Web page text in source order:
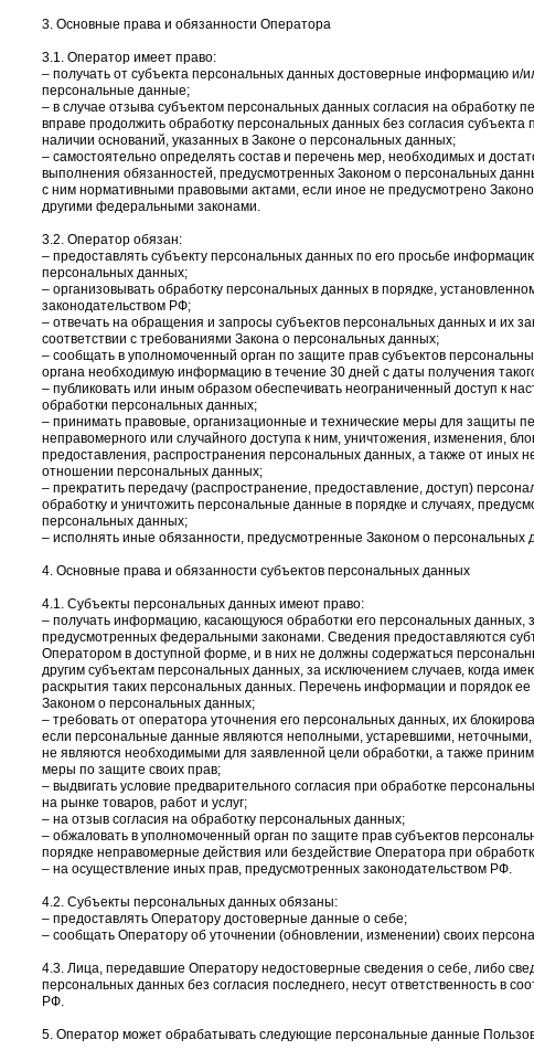
3. Основные права и обязанности Оператора
3.1. Оператор имеет право:
– получать от субъекта персональных данных достоверные информацию и/
персональные данные;
– в случае отзыва субъектом персональных данных согласия на обработку
вправе продолжить обработку персональных данных без согласия
наличии оснований, указанных в Законе о персональных данных;
– самостоятельно определять состав и перечень мер, необходимых и
выполнения обязанностей, предусмотренных Законом о персональных
с ним нормативными правовыми актами, если иное не предусмотрено
другими федеральными законами.
3.2. Оператор обязан:
– предоставлять субъекту персональных данных по его просьбе
персональных данных;
– организовывать обработку персональных данных в порядке,
законодательством РФ;
– отвечать на обращения и запросы субъектов персональных данных и их
соответствии с требованиями Закона о персональных данных;
– сообщать в уполномоченный орган по защите прав субъектов
органа необходимую информацию в течение 30 дней с даты получения
– публиковать или иным образом обеспечивать неограниченный доступ к
обработки персональных данных;
– принимать правовые, организационные и технические меры для защиты
неправомерного или случайного доступа к ним, уничтожения, изменения,
предоставления, распространения персональных данных, а также от иных
отношении персональных данных;
– прекратить передачу (распространение, предоставление, доступ)
обработку и уничтожить персональные данные в порядке и случаях,
персональных данных;
– исполнять иные обязанности, предусмотренные Законом о персональных
4. Основные права и обязанности субъектов персональных данных
4.1. Субъекты персональных данных имеют право:
– получать информацию, касающуюся обработки его персональных данных,
предусмотренных федеральными законами. Сведения предоставляются
Оператором в доступной форме, и в них не должны содержаться
другим субъектам персональных данных, за исключением случаев, когда
раскрытия таких персональных данных. Перечень информации и порядок ее
Законом о персональных данных;
– требовать от оператора уточнения его персональных данных, их
если персональные данные являются неполными, устаревшими,
не являются необходимыми для заявленной цели обработки, а также
меры по защите своих прав;
– выдвигать условие предварительного согласия при обработке
на рынке товаров, работ и услуг;
– на отзыв согласия на обработку персональных данных;
– обжаловать в уполномоченный орган по защите прав субъектов
порядке неправомерные действия или бездействие Оператора при
– на осуществление иных прав, предусмотренных законодательством РФ.
4.2. Субъекты персональных данных обязаны:
– предоставлять Оператору достоверные данные о себе;
– сообщать Оператору об уточнении (обновлении, изменении) своих
4.3. Лица, передавшие Оператору недостоверные сведения о себе, либо
персональных данных без согласия последнего, несут ответственность в
РФ.
5. Оператор может обрабатывать следующие персональные данные